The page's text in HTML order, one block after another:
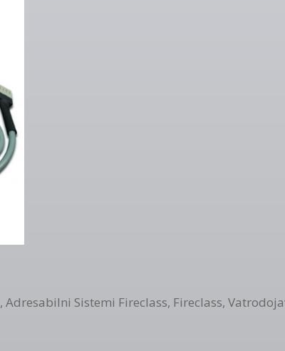
,Adresabilni Sistemi Fireclass, Fireclass,